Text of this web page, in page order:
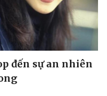
đến sự an nhiên